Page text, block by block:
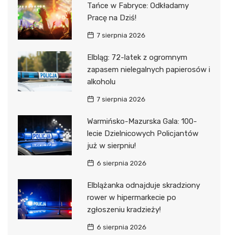
Tańce w Fabryce: Odkładamy
Pracę na Dziś!
7 sierpnia 2026
Elbląg: 72-latek z ogromnym
zapasem nielegalnych papierosów i
alkoholu
7 sierpnia 2026
Warmińsko-Mazurska Gala: 100-
lecie Dzielnicowych Policjantów
już w sierpniu!
6 sierpnia 2026
Elblążanka odnajduje skradziony
rower w hipermarkecie po
zgłoszeniu kradzieży!
6 sierpnia 2026